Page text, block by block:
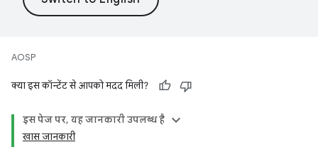
AOSP
क्या इस कॉन्टेंट से आपको मदद मिली?
इस पेज पर, यह जानकारी उपलब्ध है
खास जानकारी